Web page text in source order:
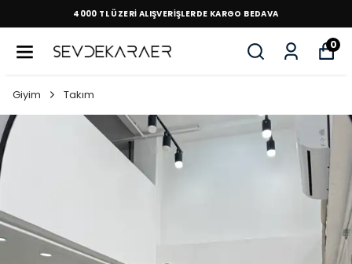
4000 TL ÜZERİ ALIŞVERİŞLERDE KARGO BEDAVA
0
Giyim Takım